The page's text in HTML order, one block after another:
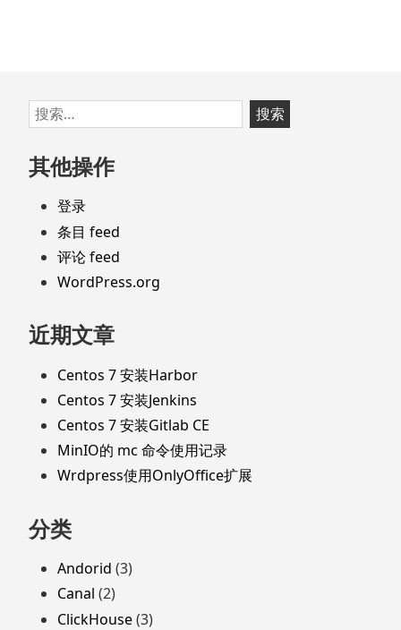
跳
至
页
脚
搜
索：
其他操作
登录
条目 feed
评论 feed
WordPress.org
近期文章
Centos 7 安装Harbor
Centos 7 安装Jenkins
Centos 7 安装Gitlab CE
MinIO的 mc 命令使用记录
Wrdpress使用OnlyOffice扩展
分类
Andorid (3)
Canal (2)
ClickHouse(3)